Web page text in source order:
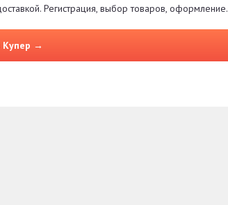
Регистрация, выбор товаров, оформление.
Купер →